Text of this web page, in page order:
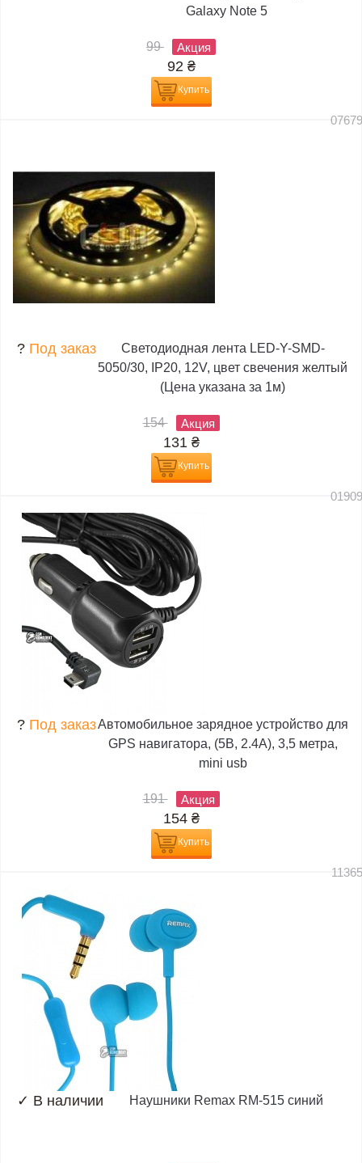
Galaxy Note 5
99 Акция
92 ₴
Купить
? Под заказ
Светодиодная лента LED-Y-SMD-
5050/30, IP20, 12V, цвет свечения желтый
(Цена указана за 1м)
154 Акция
131 ₴
Купить
? Под заказАвтомобильное зарядное устройство для
GPS навигатора, (5В, 2.4А), 3,5 метра,
mini usb
191 Акция
154 ₴
Купить
✓ В наличии Наушники Remax RM-515 синий